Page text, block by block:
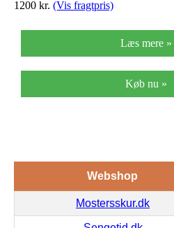
1200 kr. (Vis fragtpris)
Læs mere »
Køb nu »
Webshop
Mostersskur.dk